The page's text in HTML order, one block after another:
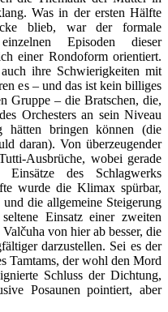
Was in der ersten Hälfte
blieb, war der formale
Episoden dieser
einer Rondoform orientiert.
ihre Schwierigkeiten mit
es – und das ist kein billiges
Gruppe – die Bratschen, die,
Orchesters an sein Niveau
hätten bringen können (die
daran). Von überzeugender
Ausbrüche, wobei gerade
des Schlagwerks
wurde die Klimax spürbar,
die allgemeine Steigerung
Einsatz einer zweiten
von hier ab besser, die
darzustellen. Sei es der
Tamtams, der wohl den Mord
Schluss der Dichtung,
Posaunen pointiert, aber